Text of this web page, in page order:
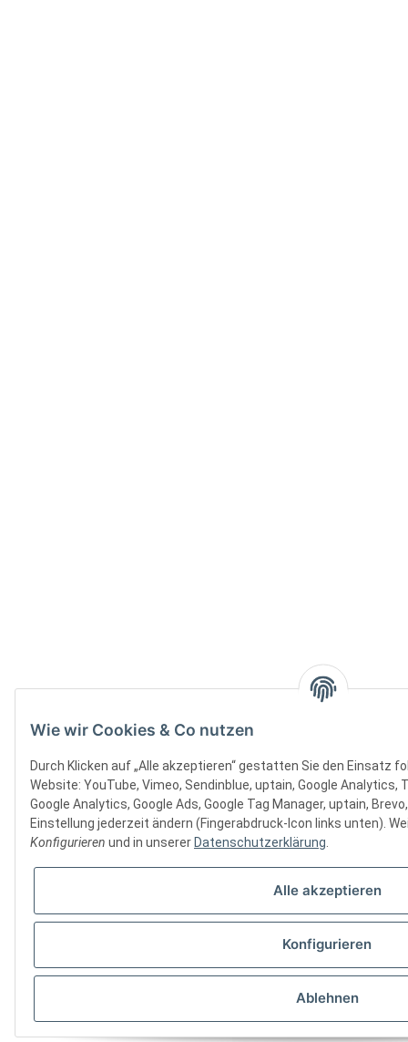
Wie wir Cookies & Co nutzen
Durch Klicken auf „Alle akzeptieren“ gestatten Sie den Einsatz
Website: YouTube, Vimeo, Sendinblue, uptain, Google Analytics,
Google Analytics, Google Ads, Google Tag Manager, uptain,
Einstellung jederzeit ändern (Fingerabdruck-Icon links unten).
Konfigurieren und in unserer Datenschutzerklärung.
Alle akzeptieren
Konfigurieren
Ablehnen